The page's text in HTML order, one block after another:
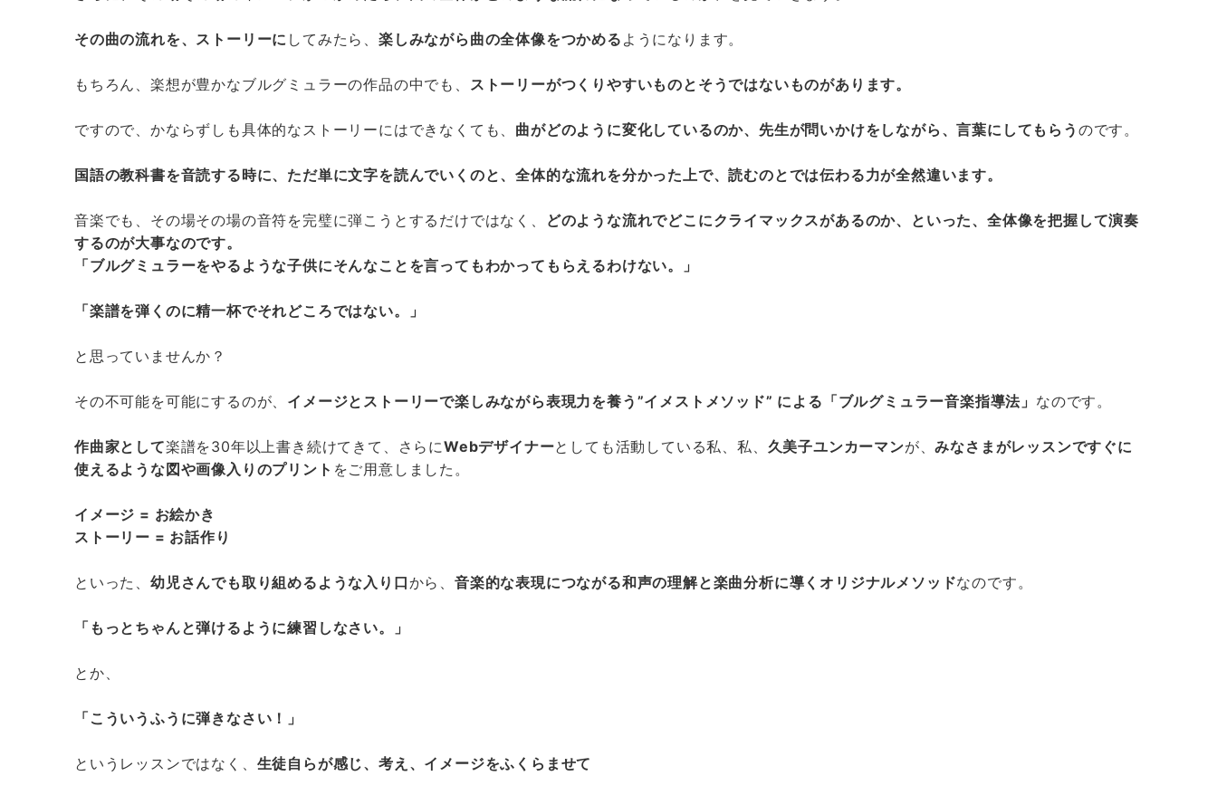
その曲の流れを、ストーリーに してみたら、楽しみながら曲の全体像をつかめる ようになります。
もちろん、楽想が豊かなブルグミュラーの作品の中でも、 ストーリーがつくりやすいものとそうではないものがあります。
ですので、かならずしも具体的なストーリーにはできなくても、 曲がどのように変化しているのか、先生が問いかけをしながら、言葉にしてもらう のです。
国語の教科書を音読する時に、ただ単に文字を読んでいくのと、全体的な流れを分かった上で、読むのとでは伝わる力が全然違います。
音楽でも、その場その場の音符を完璧に弾こうとするだけではなく、
どのような流れでどこにクライマックスがあるのか、といった、全体像を把握して演奏
するのが大事なのです。
「ブルグミュラーをやるような子供にそんなことを言ってもわかってもらえるわけない。」
「楽譜を弾くのに精一杯でそれどころではない。」
と思っていませんか？
その不可能を可能にするのが、 イメージとストーリーで楽しみながら表現力を養う”イメストメソッド” による「ブルグミュラー音楽指導法」 なのです。
作曲家として楽譜を30年以上書き続けてきて、さらにWebデザイナーとしても活動している私、私、 久美子ユンカーマンが、みなさまがレッスンですぐに
使えるような図や画像入りのプリント をご用意しました。
イメージ = お絵かき
ストーリー = お話作り
といった、 幼児さんでも取り組めるような入り口から、音楽的な表現につながる和声の理解と楽曲分析に導くオリジナルメソッドなのです。
「もっとちゃんと弾けるように練習しなさい。」
とか、
「こういうふうに弾きなさい！」
というレッスンではなく、 生徒自らが感じ、考え、イメージをふくらませて